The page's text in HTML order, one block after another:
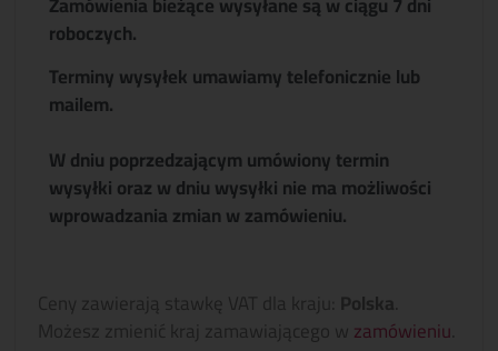
roboczych.
Terminy wysyłek umawiamy telefonicznie lub
mailem.
W dniu poprzedzającym umówiony termin
wysyłki oraz w dniu wysyłki nie ma możliwości
wprowadzania zmian w zamówieniu.
Ceny zawierają stawkę VAT dla kraju: Polska
Możesz zmienić kraj zamawiającego wzamówieniu